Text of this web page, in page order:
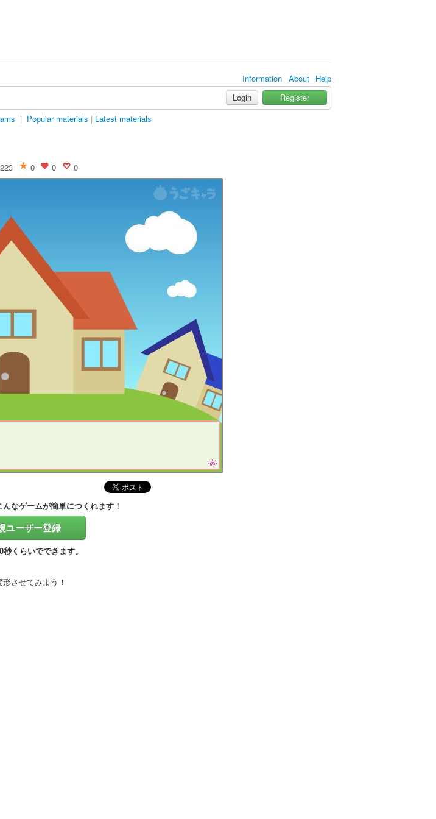
Information About
Help
Login
Register
| Popular materials | Latest materials
223 0 0 0
なゲームが簡単につくれます！
ユーザー登録
くらいでできます。
させてみよう！